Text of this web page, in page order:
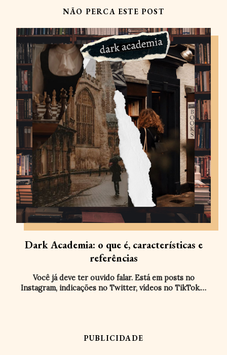
NÃO PERCA ESTE POST
Dark Academia: o que é, características e
referências
Você já deve ter ouvido falar. Está em posts no
Instagram, indicações no Twitter, vídeos no TikTok.…
PUBLICIDADE